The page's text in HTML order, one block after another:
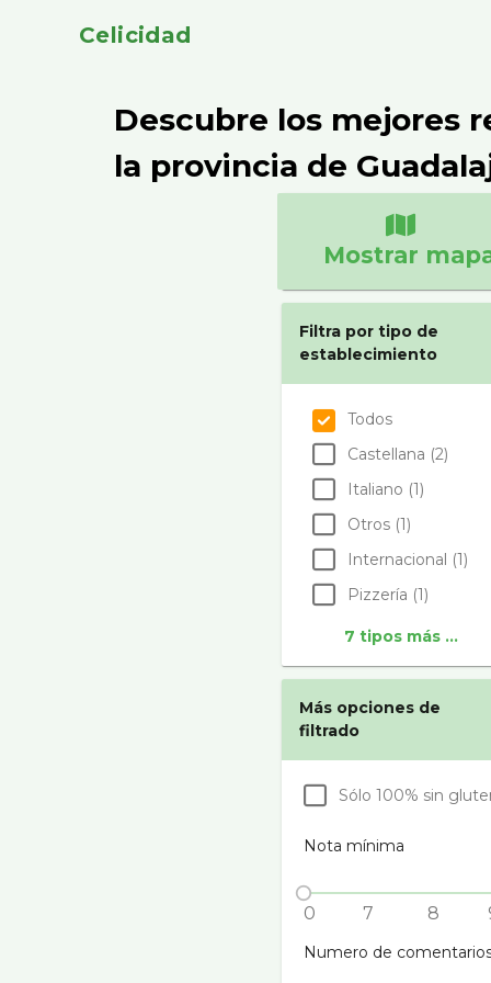
Celicidad
Descubre los mejores
la provincia de
Mostrar
Filtra por tipo de
establecimiento
Todos
Castellana (2)
Italiano (1)
Otros (1)
Internacional (1)
Pizzerí­a (1)
7 tipos más ...
Más opciones de
filtrado
Sólo 100% sin
Nota mínima
0 7 8
Numero de